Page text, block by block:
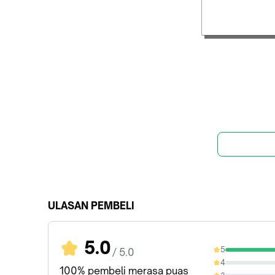
ULASAN PEMBELI
5.0 / 5.0
100% pembeli merasa puas
5
100%
4
0%